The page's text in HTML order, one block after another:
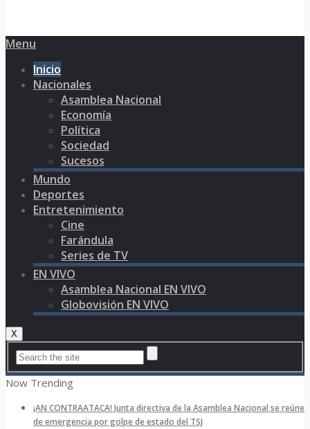
Menu
Inicio
Nacionales
Asamblea Nacional
Economía
Política
Sociedad
Sucesos
Mundo
Deportes
Entretenimiento
Cine
Farándula
Series de TV
EN VIVO
Asamblea Nacional EN VIVO
Globovisión EN VIVO
X
Now Trending
¡AN CONTRAATACA! Junta directiva de la Asamblea Nacional se reúne
de emergencia por golpe de estado del TSJ